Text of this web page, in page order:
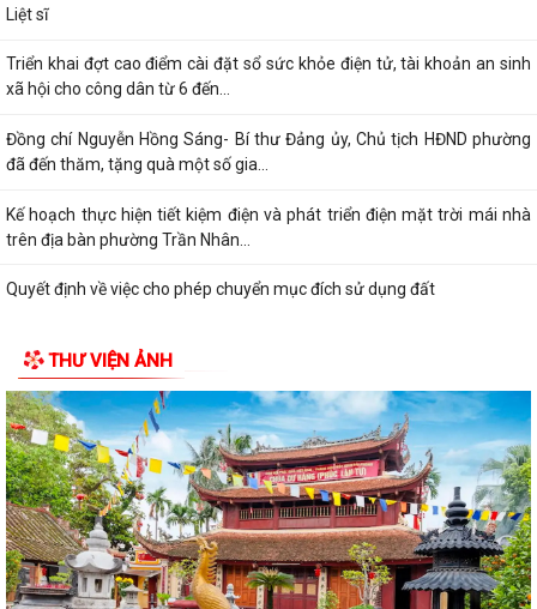
Liệt sĩ
Triển khai đợt cao điểm cài đặt sổ sức khỏe điện tử, tài khoản an sinh
xã hội cho công dân từ 6 đến...
Đồng chí Nguyễn Hồng Sáng- Bí thư Đảng ủy, Chủ tịch HĐND phường
đã đến thăm, tặng quà một số gia...
Kế hoạch thực hiện tiết kiệm điện và phát triển điện mặt trời mái nhà
trên địa bàn phường Trần Nhân...
Quyết định về việc cho phép chuyển mục đích sử dụng đất
định kỳ, khám sàng lọc miễn...
Hội nghị giao ban cụm Thường trực Đảng ủy phụ trách triển khai
nhiệm vụ quý III năm 2026
Hội nghị triển khai Kế hoạch tổ chức Hội trại Thanh thiếu nhi phường
Trần Nhân Tông năm 2026
UBND phường tổ chức hội nghị triển khai công tác sản xuất vụ Mùa
năm 2026 và công tác phòng, chống...
THƯ VIỆN ẢNH